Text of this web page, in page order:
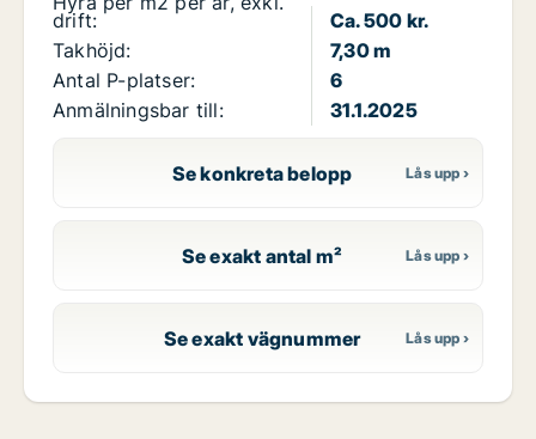
drift:
Ca. 500 kr.
Takhöjd:
7,30 m
Antal P-platser:
6
Anmälningsbar till:
31.1.2025
Se konkreta belopp
Se exakt antal m²
Se exakt vägnummer